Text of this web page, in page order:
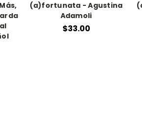
(a)fortunata - Agustina
Adamoli
$33.00